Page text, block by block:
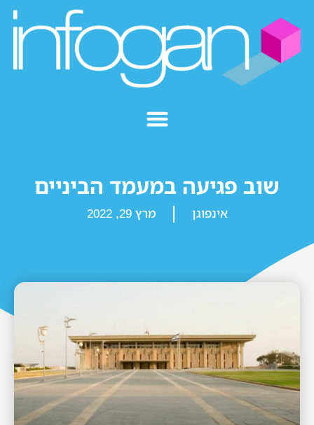
שוב פגיעה במעמד הביניים
אינפוגן מרץ 29, 2022